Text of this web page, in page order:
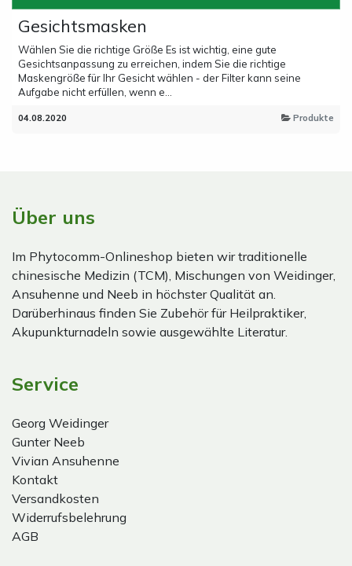
Gesichtsmasken
Wählen Sie die richtige Größe Es ist wichtig, eine gute
Gesichtsanpassung zu erreichen, indem Sie die richtige
Maskengröße für Ihr Gesicht wählen - der Filter kann seine
Aufgabe nicht erfüllen, wenn e...
04.08.2020 Produkte
Über uns
Im Phytocomm-Onlineshop bieten wir traditionelle
chinesische Medizin (TCM), Mischungen von Weidinger,
Ansuhenne und Neeb in höchster Qualität an.
Darüberhinaus finden Sie Zubehör für Heilpraktiker,
Akupunkturnadeln sowie ausgewählte Literatur.
Service
Georg Weidinger
Gunter Neeb
Vivian Ansuhenne
Kontakt
Versandkosten
Widerrufsbelehrung
AGB